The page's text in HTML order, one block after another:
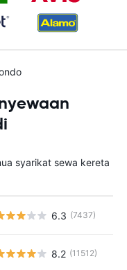
syarikat sewa kereta
6.3 (7437)
8.2 (11512)